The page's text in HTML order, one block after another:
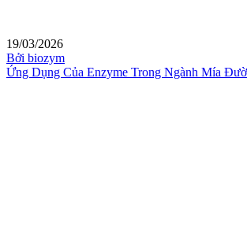
19/03/2026
Bởi biozym
Ứng Dụng Của Enzyme Trong Ngành Mía